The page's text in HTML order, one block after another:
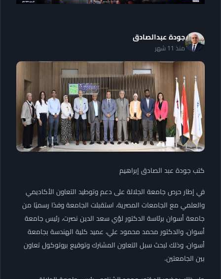
جودة عبدالصادق
منذ 11 شهر
كتب جودة عبد الصادق إبراهيم
في إطار حرص جامعة الجلالة على دعم وتوطيد التعاون الأكاديمي
والعلمي مع الجامعات المصرية، استقبلت الجامعة وفدًا رسميًا من
جامعة أسوان برئاسة الدكتور لؤي سعد الدين نصرت، رئيس جامعة
أسوان، والدكتور محمد محمود علي، عميد كلية الهندسة بجامعة
أسوان، وذلك لبحث سبل التعاون المشترك وتوقيع بروتوكول تعاون
بين الجامعتين.